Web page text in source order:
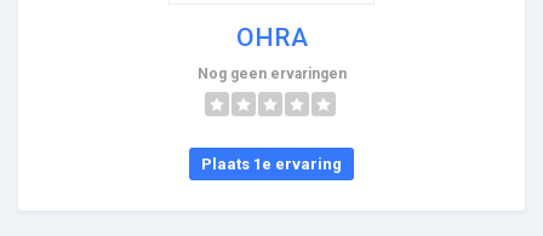
OHRA
Nog geen ervaringen
Plaats 1e ervaring